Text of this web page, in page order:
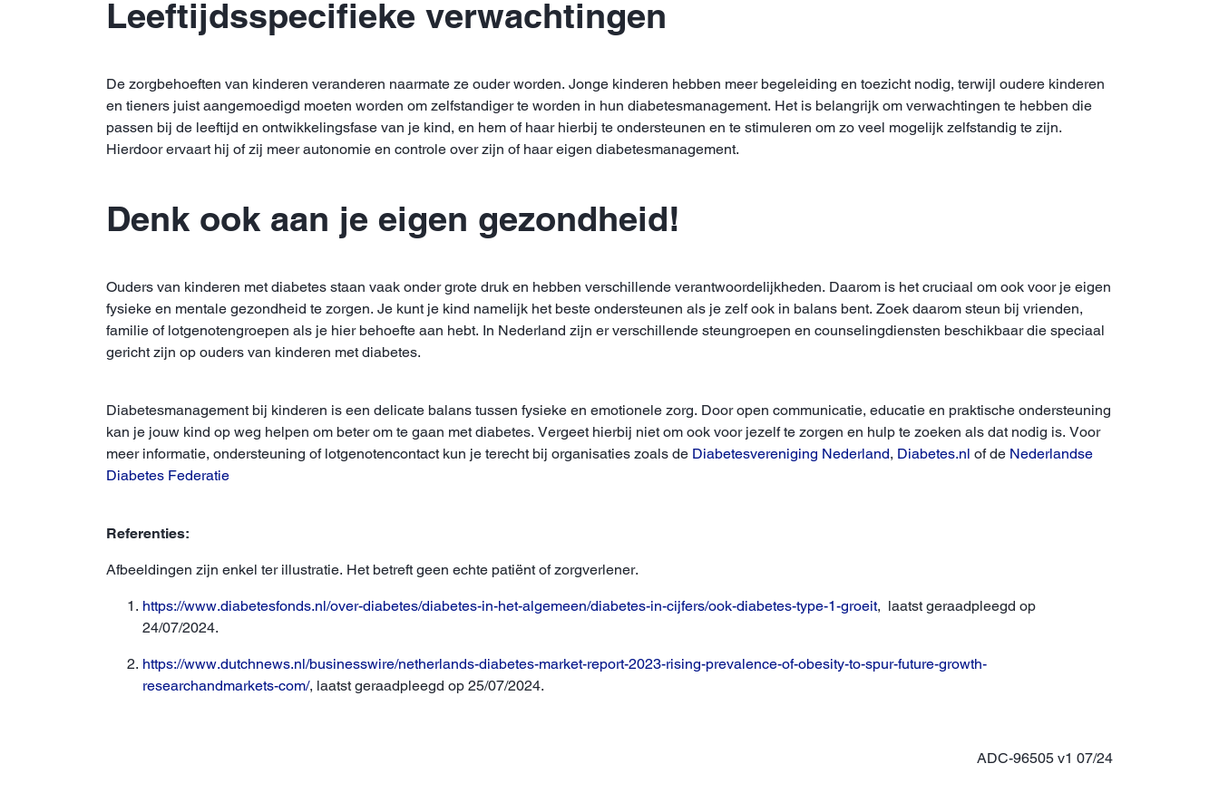
Leeftijdsspecifieke verwachtingen
De zorgbehoeften van kinderen veranderen naarmate ze ouder worden. Jonge kinderen hebben meer begeleiding en toezicht nodig, terwijl oudere kinderen
en tieners juist aangemoedigd moeten worden om zelfstandiger te worden in hun diabetesmanagement. Het is belangrijk om verwachtingen te hebben die
passen bij de leeftijd en ontwikkelingsfase van je kind, en hem of haar hierbij te ondersteunen en te stimuleren om zo veel mogelijk zelfstandig te zijn.
Hierdoor ervaart hij of zij meer autonomie en controle over zijn of haar eigen diabetesmanagement.
Denk ook aan je eigen gezondheid!
Ouders van kinderen met diabetes staan vaak onder grote druk en hebben verschillende verantwoordelijkheden. Daarom is het cruciaal om ook voor je eigen
fysieke en mentale gezondheid te zorgen. Je kunt je kind namelijk het beste ondersteunen als je zelf ook in balans bent. Zoek daarom steun bij vrienden,
familie of lotgenotengroepen als je hier behoefte aan hebt. In Nederland zijn er verschillende steungroepen en counselingdiensten beschikbaar die speciaal
gericht zijn op ouders van kinderen met diabetes.
Diabetesmanagement bij kinderen is een delicate balans tussen fysieke en emotionele zorg. Door open communicatie, educatie en praktische ondersteuning
kan je jouw kind op weg helpen om beter om te gaan met diabetes. Vergeet hierbij niet om ook voor jezelf te zorgen en hulp te zoeken als dat nodig is. Voor
meer informatie, ondersteuning of lotgenotencontact kun je terecht bij organisaties zoals de Diabetesvereniging Nederland, Diabetes.nl of de Nederlandse
Diabetes Federatie
Referenties:
Afbeeldingen zijn enkel ter illustratie. Het betreft geen echte patiënt of zorgverlener.
https://www.diabetesfonds.nl/over-diabetes/diabetes-in-het-algemeen/diabetes-in-cijfers/ook-diabetes-type-1-groeit, laatst geraadpleegd op
24/07/2024.
https://www.dutchnews.nl/businesswire/netherlands-diabetes-market-report-2023-rising-prevalence-of-obesity-to-spur-future-growth-
researchandmarkets-com/, laatst geraadpleegd op 25/07/2024.
ADC-96505 v1 07/24